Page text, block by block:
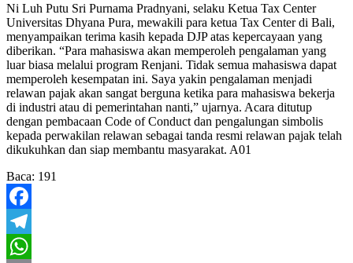
Ni Luh Putu Sri Purnama Pradnyani, selaku Ketua Tax Center
Universitas Dhyana Pura, mewakili para ketua Tax Center di Bali,
menyampaikan terima kasih kepada DJP atas kepercayaan yang
diberikan. “Para mahasiswa akan memperoleh pengalaman yang
luar biasa melalui program Renjani. Tidak semua mahasiswa dapat
memperoleh kesempatan ini. Saya yakin pengalaman menjadi
relawan pajak akan sangat berguna ketika para mahasiswa bekerja
di industri atau di pemerintahan nanti,” ujarnya. Acara ditutup
dengan pembacaan Code of Conduct dan pengalungan simbolis
kepada perwakilan relawan sebagai tanda resmi relawan pajak telah
dikukuhkan dan siap membantu masyarakat. A01
Baca: 191
Facebook
Telegram